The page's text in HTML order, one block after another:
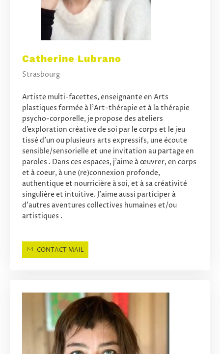
Catherine Lubrano
Strasbourg
Artiste multi-facettes, enseignante en Arts
plastiques formée à l’Art-thérapie et à la thérapie
psycho-corporelle, je propose des ateliers
d’exploration créative de soi par le corps et le jeu
tissé d’un ou plusieurs arts expressifs, une écoute
sensible/sensorielle et une invitation au partage en
paroles . Dans ces espaces, j’aime à œuvrer, en corps
et à coeur, à une (re)connexion profonde,
authentique et nourricière à soi, et à sa créativité
singulière et intuitive. J’aime aussi participer à
d’autres aventures collectives humaines et/ou
artistiques .
CONTACT MAIL